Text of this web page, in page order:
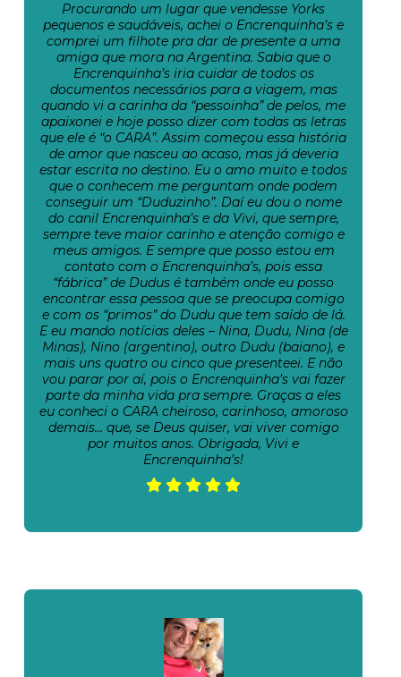
Procurando um lugar que vendesse Yorks
pequenos e saudáveis, achei o Encrenquinha’s e
comprei um filhote pra dar de presente a uma
amiga que mora na Argentina. Sabia que o
Encrenquinha’s iria cuidar de todos os
documentos necessários para a viagem, mas
quando vi a carinha da “pessoinha” de pelos, me
apaixonei e hoje posso dizer com todas as letras
que ele é “o CARA”. Assim começou essa história
de amor que nasceu ao acaso, mas já deveria
estar escrita no destino. Eu o amo muito e todos
que o conhecem me perguntam onde podem
conseguir um “Duduzinho”. Daí eu dou o nome
do canil Encrenquinha’s e da Vivi, que sempre,
sempre teve maior carinho e atenção comigo e
meus amigos. E sempre que posso estou em
contato com o Encrenquinha’s, pois essa
“fábrica” de Dudus é também onde eu posso
encontrar essa pessoa que se preocupa comigo
e com os “primos” do Dudu que tem saído de lá.
E eu mando notícias deles – Nina, Dudu, Nina (de
Minas), Nino (argentino), outro Dudu (baiano), e
mais uns quatro ou cinco que presenteei. E não
vou parar por aí, pois o Encrenquinha’s vai fazer
parte da minha vida pra sempre. Graças a eles
eu conheci o CARA cheiroso, carinhoso, amoroso
demais… que, se Deus quiser, vai viver comigo
por muitos anos. Obrigada, Vivi e
Encrenquinha’s!